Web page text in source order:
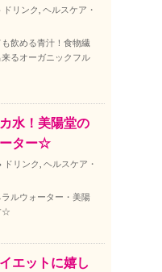
ドリンク, ヘルスケア・
飲める青汁！食物繊
るオーガニックフル
水！美陽堂の
ーター☆
ドリンク, ヘルスケア・
ルウォーター・美陽
☆
エットに嬉し